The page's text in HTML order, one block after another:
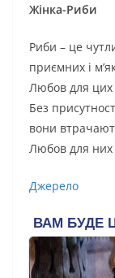
Жінка-Риби
Риби – це
приємних і
Любов для цих
Без
вони
Любов для них
Джерело